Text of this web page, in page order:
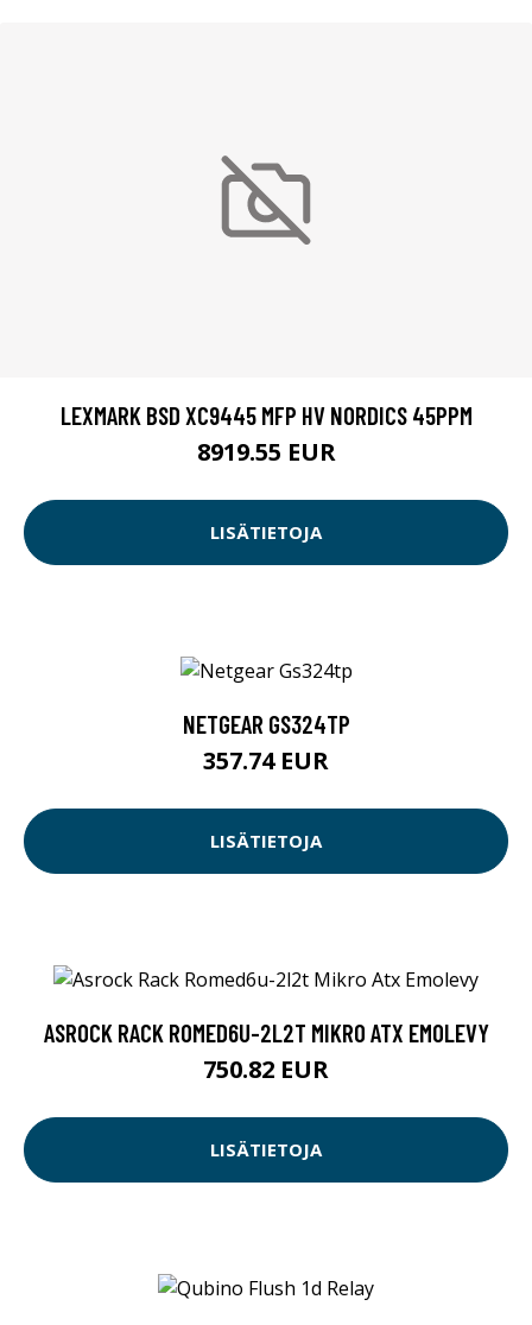
LEXMARK BSD XC9445 MFP HV NORDICS 45PPM
8919.55 EUR
LISÄTIETOJA
NETGEAR GS324TP
357.74 EUR
LISÄTIETOJA
ASROCK RACK ROMED6U-2L2T MIKRO ATX EMOLEVY
750.82 EUR
LISÄTIETOJA